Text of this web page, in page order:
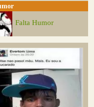
Falta Humor